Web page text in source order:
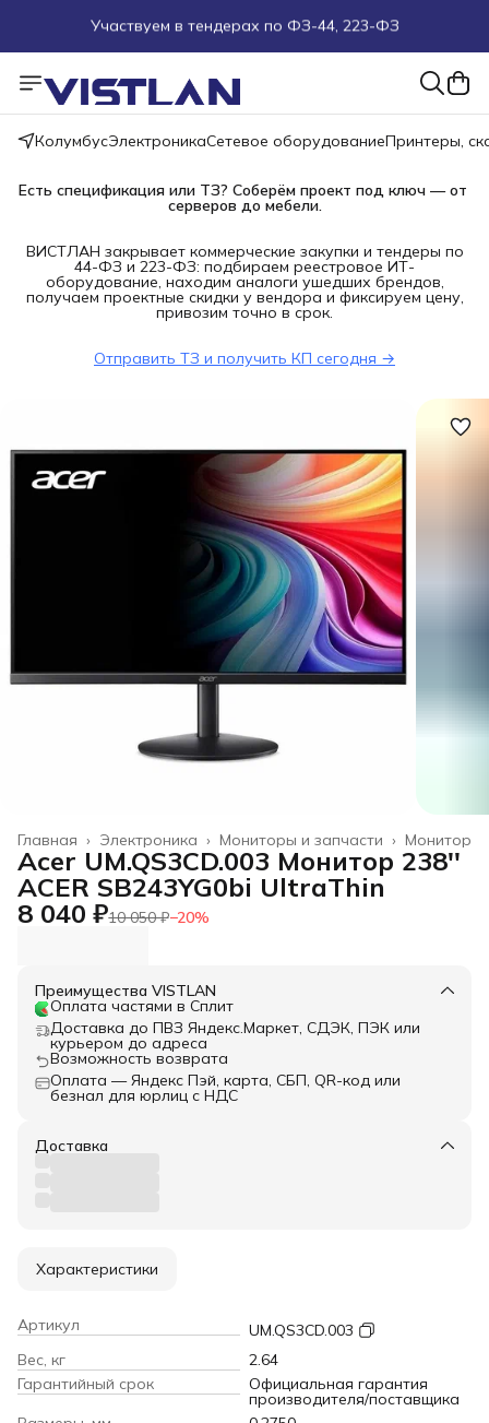
Поможем подобрать оборудование под ТЗ
Пуско-наладочные работы
Более 100 000 позиций в наличии и под заказ
КолумбусЭлектроникаСетевое оборудованиеПринтеры,
Есть спецификация или ТЗ? Соберём проект под ключ — от
серверов до мебели.
ВИСТЛАН закрывает коммерческие закупки и тендеры по
44-ФЗ и 223-ФЗ: подбираем реестровое ИТ-
оборудование, находим аналоги ушедших брендов,
получаем проектные скидки у вендора и фиксируем цену,
привозим точно в срок.
Отправить ТЗ и получить КП сегодня →
Монитор
Мониторы и запчасти ›
Электроника ›
Главная ›
Acer UM.QS3CD.003 Монитор 238''
ACER SB243YG0bi UltraThin
8 040 ₽10 050 ₽−20%
Преимущества VISTLAN
Оплата частями в Сплит
Доставка до ПВЗ Яндекс.Маркет, СДЭК, ПЭК или
курьером до адреса
Возможность возврата
Оплата — Яндекс Пэй, карта, СБП, QR-код или
безнал для юрлиц с НДС
Доставка
Характеристики
Артикул
UM.QS3CD.003
Вес, кг
2.64
Гарантийный срок
Официальная гарантия
производителя/поставщика